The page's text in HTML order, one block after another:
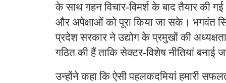
के साथ गहन विचार-विमर्श के बाद तैयार की
और अपेक्षाओं को पूरा किया जा सके। भगवंत
प्रदेश सरकार ने उद्योग के प्रमुखों की
गठित की हैं ताकि सेक्टर-विशेष नीतियां बनाई
उन्होंने कहा कि ऐसी पहलकदमियां हमारी